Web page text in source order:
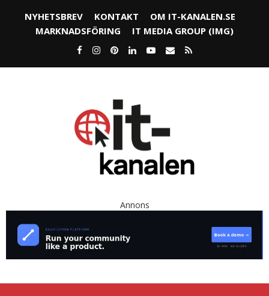
NYHETSBREV KONTAKT
OM IT-KANALEN.SE
MARKNADSFÖRING
IT MEDIA GROUP (IMG)
Annons